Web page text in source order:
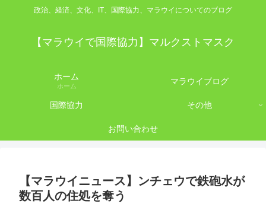
政治、経済、文化、IT、国際協力、マラウイについてのブログ
【マラウイで国際協力】マルクストマスク
ホーム
ホーム マラウイブログ
国際協力 その他
お問い合わせ
【マラウイニュース】ンチェウで鉄砲水が
数百人の住処を奪う